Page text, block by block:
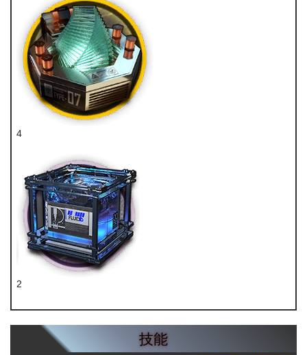
4
2
技能